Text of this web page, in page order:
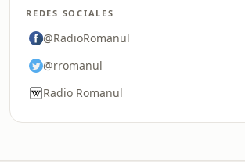
REDES SOCIALES
@RadioRomanul
@rromanul
Radio Romanul